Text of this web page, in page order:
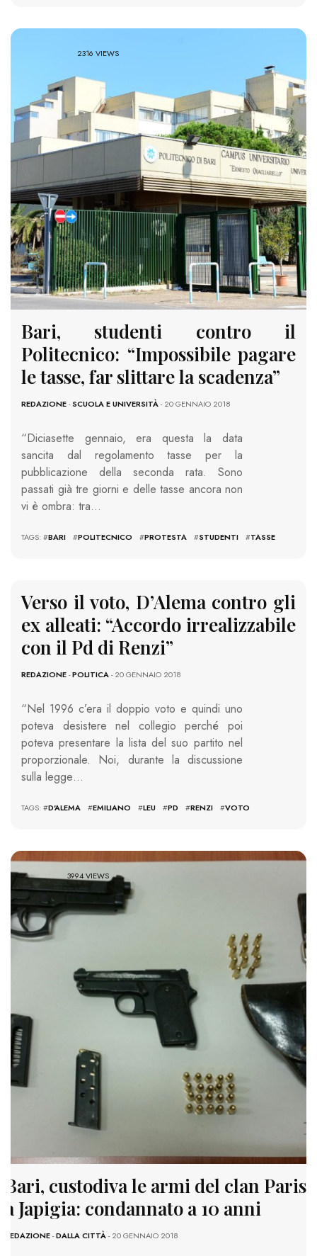
2316 VIEWS
Bari, studenti contro il
Politecnico: “Impossibile pagare
le tasse, far slittare la scadenza”
REDAZIONE-SCUOLA E UNIVERSITÀ- 20 GENNAIO 2018
“Diciasette gennaio, era questa la data
sancita dal regolamento tasse per la
pubblicazione della seconda rata. Sono
passati già tre giorni e delle tasse ancora non
vi è ombra: tra…
TAGS: #BARI #POLITECNICO #PROTESTA #STUDENTI #TASSE
Verso il voto, D’Alema contro gli
ex alleati: “Accordo irrealizzabile
con il Pd di Renzi”
REDAZIONE-POLITICA- 20 GENNAIO 2018
“Nel 1996 c’era il doppio voto e quindi uno
poteva desistere nel collegio perché poi
poteva presentare la lista del suo partito nel
proporzionale. Noi, durante la discussione
sulla legge…
TAGS: #D'ALEMA #EMILIANO #LEU #PD #RENZI #VOTO
3994 VIEWS
Bari, custodiva le armi del clan Parisi
a Japigia: condannato a 10 anni
REDAZIONE-DALLA CITTÀ- 20 GENNAIO 2018